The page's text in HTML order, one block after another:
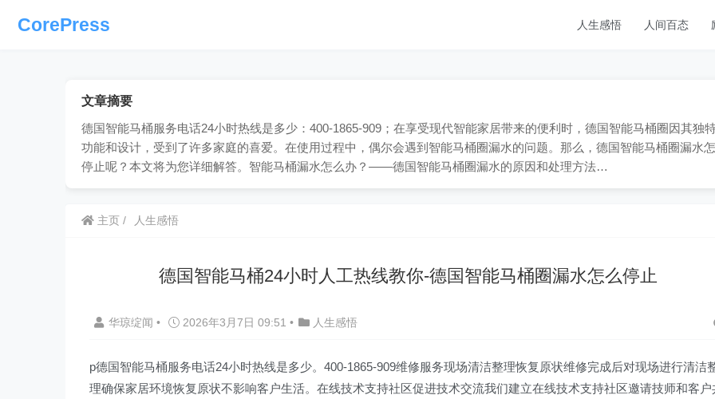
CorePress 人生感悟 人间百态
文章摘要
德国智能马桶服务电话24小时热线是多少：400-1865-909；在享受现代智能家居带来的便利时，德国智能马桶圈因其独
功能和设计，受到了许多家庭的喜爱。在使用过程中，偶尔会遇到智能马桶圈漏水的问题。那么，德国智能马桶圈漏水
停止呢？本文将为您详细解答。智能马桶漏水怎么办？——德国智能马桶圈漏水的原因和处理方法…
主页 人生感悟
德国智能马桶24小时人工热线教你-德国智能马桶圈漏水怎么停止
华琼绽闻 • 2026年3月7日 09:51 • 人生感悟
p德国智能马桶服务电话24小时热线是多少。400-1865-909维修服务现场清洁整理恢复原状维修完成后对现场进行清洁
理确保家居环境恢复原状不影响客户生活。在线技术支持社区促进技术交流我们建立在线技术支持社区邀请技师和客户